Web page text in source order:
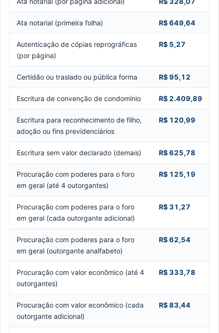
Ata notarial (primeira folha) R$ 649,64
Autenticação de cópias reprográficas
(por página)
R$ 5,27
Certidão ou traslado ou pública forma R$ 95,12
Escritura de convenção de condomínio R$ 2.409,89
Escritura para reconhecimento de filho,
adoção ou fins previdenciários
R$ 120,99
Escritura sem valor declarado (demais) R$ 625,78
Procuração com poderes para o foro
em geral (até 4 outorgantes)
R$ 125,19
Procuração com poderes para o foro
em geral (cada outorgante adicional)
R$ 31,27
Procuração com poderes para o foro
em geral (outorgante analfabeto)
R$ 62,54
Procuração com valor econômico (até 4
outorgantes)
R$ 333,78
Procuração com valor econômico (cada
outorgante adicional)
R$ 83,44